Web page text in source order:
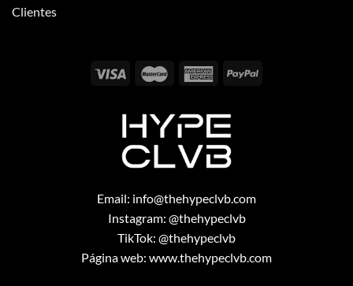
Clientes
Email: info@thehypeclvb.com
Instagram: @thehypeclvb
TikTok: @thehypeclvb
Página web: www.thehypeclvb.com